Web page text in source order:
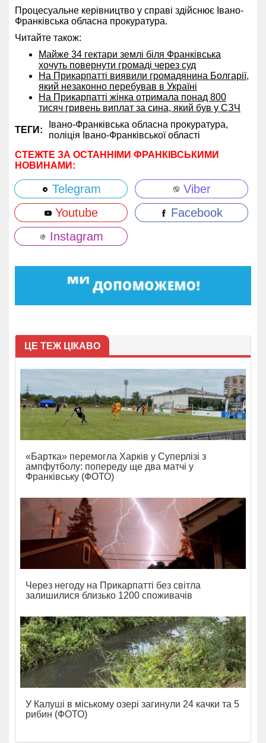
Процесуальне керівництво у справі здійснює Івано-
Франківська обласна прокуратура.
Читайте також:
Майже 34 гектари землі біля Франківська
хочуть повернути громаді через суд
На Прикарпатті виявили громадянина Болгарії,
який незаконно перебував в Україні
На Прикарпатті жінка отримала понад 800
тисяч гривень виплат за сина, який був у СЗЧ
ТЕГИ:
Івано-Франківська обласна прокуратура,
поліція Івано-Франківської області
СТЕЖТЕ ЗА ОСТАННІМИ ФРАНКІВСЬКИМИ
НОВИНАМИ:
Telegram
Viber
Youtube
Facebook
Instagram
ЦЕ ТЕЖ ЦІКАВО
«Бартка» перемогла Харків у Суперлізі з
ампфутболу: попереду ще два матчі у
Франківську (ФОТО)
Через негоду на Прикарпатті без світла
залишилися близько 1200 споживачів
У Калуші в міському озері загинули 24 качки та 5
рибин (ФОТО)